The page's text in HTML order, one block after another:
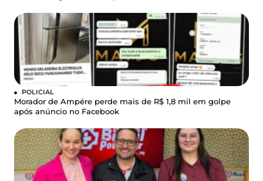
POLICIAL
Morador de Ampére perde mais de R$ 1,8 mil em golpe
após anúncio no Facebook